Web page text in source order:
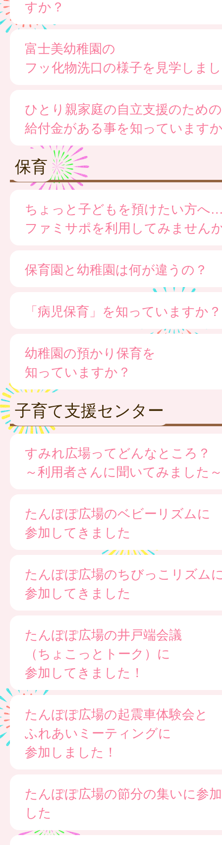
すか？
富士美幼稚園の
フッ化物洗口の様子を見学しま
ひとり親家庭の自立支援のための
給付金がある事を知っています
保育
ちょっと子どもを預けたい方へ
ファミサポを利用してみません
保育園と幼稚園は何が違うの？
「病児保育」を知っていますか？
幼稚園の預かり保育を
知っていますか？
子育て支援センター
すみれ広場ってどんなところ？
～利用者さんに聞いてみました～
たんぽぽ広場のベビーリズムに
参加してきました
たんぽぽ広場のちびっこリズム
参加してきました
たんぽぽ広場の井戸端会議
（ちょこっとトーク）に
参加してきました！
たんぽぽ広場の起震車体験会と
ふれあいミーティングに
参加しました！
たんぽぽ広場の節分の集いに参
した